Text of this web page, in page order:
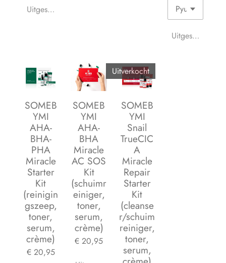
Uitgeschakeld
Uitgeschakeld
SOMEB
YMI
AHA-
BHA-
PHA
Miracle
Starter
Kit
(reinigin
gszeep,
toner,
serum,
crème)
€ 20,95
SOMEB
YMI
AHA-
BHA
Miracle
AC SOS
Kit
(schuimr
einiger,
toner,
serum,
crème)
€ 20,95
Uitverkocht
SOMEB
YMI
Snail
TrueCIC
A
Miracle
Repair
Starter
Kit
(cleanse
r/schuim
reiniger,
toner,
serum,